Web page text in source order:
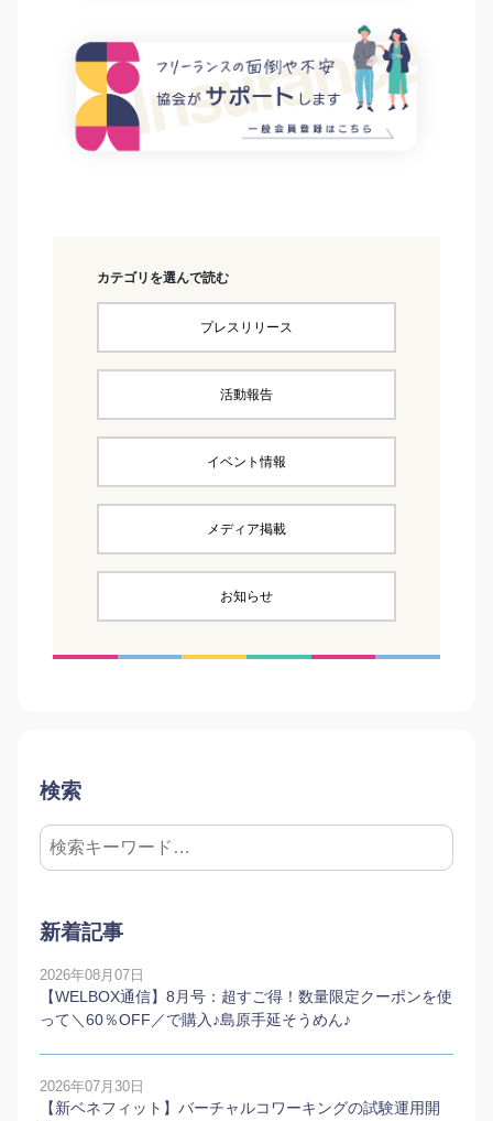
カテゴリを選んで読む
プレスリリース
活動報告
イベント情報
メディア掲載
お知らせ
検索
新着記事
2026年08月07日
【WELBOX通信】8月号：超すご得！数量限定クーポンを使
って＼60％OFF／で購入♪島原手延そうめん♪
2026年07月30日
【新ベネフィット】バーチャルコワーキングの試験運用開